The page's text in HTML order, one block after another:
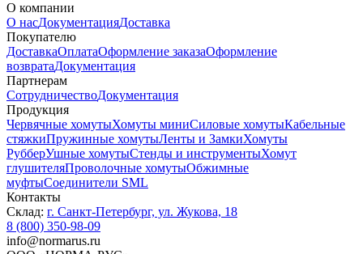
О компании
О насДокументацияДоставка
Покупателю
ДоставкаОплатаОформление заказаОформление
возвратаДокументация
Партнерам
СотрудничествоДокументация
Продукция
Червячные хомутыХомуты миниСиловые хомутыКабельные
стяжкиПружинные хомутыЛенты и ЗамкиХомуты
РубберУшные хомутыСтенды и инструментыХомут
глушителяПроволочные хомутыОбжимные
муфтыСоединители SML
Контакты
Склад: г. Санкт-Петербург, ул. Жукова, 18
8 (800) 350-98-09
info@normarus.ru